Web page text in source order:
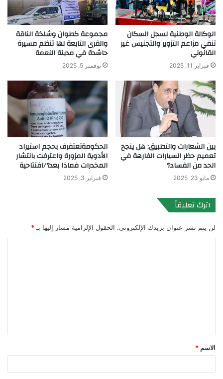
الوكالة الوطنية لسجل السكان
تنفي مزاعم التزوير والتجنيس غير
القانوني
فبراير 11, 2025
مجموعة كطوان وشلخة الناقة
والقرى التابعة لها تنظم مسيرة
حاشدة في مدينة النعمة
نوفمبر 5, 2025
بين الشعارات والتطبيق: هل ينجح
تعميم حظر السيارات الفارهة في
الحد من الفساد؟
مايو 23, 2025
الحكومةتعتفرف بحجم استيراد
الأدوية المزورة واعترفت بانتشار
المخدرات فماذا بعد؟/افتتاحية
فبراير 3, 2025
اترك تعليقاً
لن يتم نشر عنوان بريدك الإلكتروني. الحقول الإلزامية مشار إليها بـ *
ق
*
الاسم *